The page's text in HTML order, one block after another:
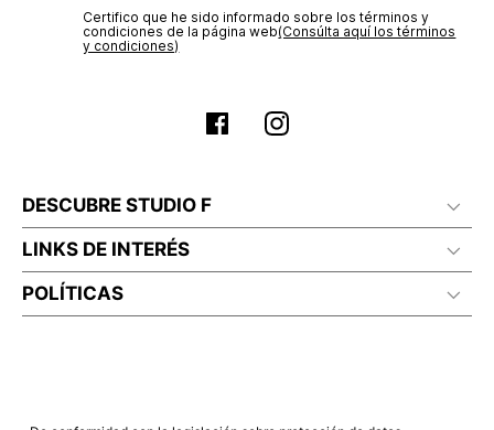
Certifico que he sido informado sobre los términos y
condiciones de la página web‎(Consúlta aquí los términos
y condiciones)
DESCUBRE STUDIO F
LINKS DE INTERÉS
POLÍTICAS